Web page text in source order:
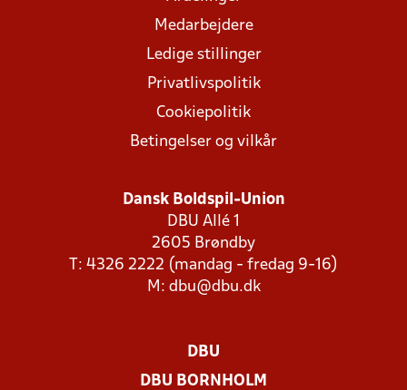
Medarbejdere
Ledige stillinger
Privatlivspolitik
Cookiepolitik
Betingelser og vilkår
Dansk Boldspil-Union
DBU Allé 1
2605 Brøndby
T: 4326 2222 (mandag - fredag 9-16)
M: dbu@dbu.dk
DBU
DBU BORNHOLM